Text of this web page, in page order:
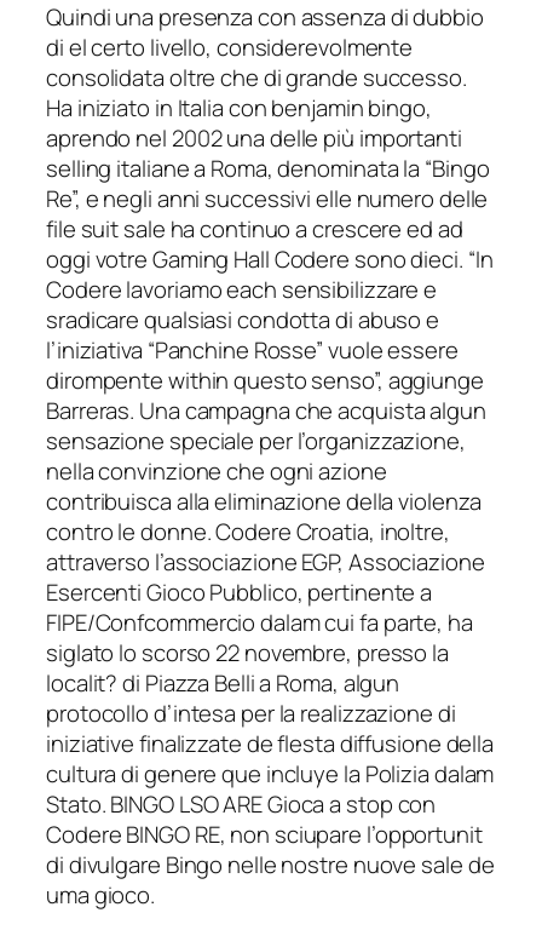
Quindi una presenza con assenza di dubbio
di el certo livello, considerevolmente
consolidata oltre che di grande successo.
Ha iniziato in Italia con benjamin bingo,
aprendo nel 2002 una delle più importanti
selling italiane a Roma, denominata la “Bingo
Re”, e negli anni successivi elle numero delle
file suit sale ha continuo a crescere ed ad
oggi votre Gaming Hall Codere sono dieci. “In
Codere lavoriamo each sensibilizzare e
sradicare qualsiasi condotta di abuso e
l’iniziativa “Panchine Rosse” vuole essere
dirompente within questo senso”, aggiunge
Barreras. Una campagna che acquista algun
sensazione speciale per l’organizzazione,
nella convinzione che ogni azione
contribuisca alla eliminazione della violenza
contro le donne. Codere Croatia, inoltre,
attraverso l’associazione EGP, Associazione
Esercenti Gioco Pubblico, pertinente a
FIPE/Confcommercio dalam cui fa parte, ha
siglato lo scorso 22 novembre, presso la
localit? di Piazza Belli a Roma, algun
protocollo d’intesa per la realizzazione di
iniziative finalizzate de flesta diffusione della
cultura di genere que incluye la Polizia dalam
Stato. BINGO LSO ARE Gioca a stop con
Codere BINGO RE, non sciupare l’opportunit
di divulgare Bingo nelle nostre nuove sale de
uma gioco.